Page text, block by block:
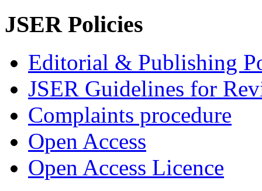
JSER Policies
Editorial & Publishing
JSER Guidelines for
Complaints procedure
Open Access
Open Access Licence